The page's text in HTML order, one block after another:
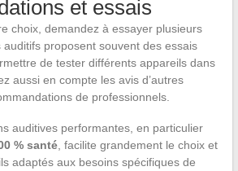
et essais
choix, demandez à essayer plusieurs
proposent souvent des essais
de tester différents appareils dans
aussi en compte les avis d’autres
de professionnels.
auditives performantes, en particulier
% santé, facilite grandement le choix et
adaptés aux besoins spécifiques de